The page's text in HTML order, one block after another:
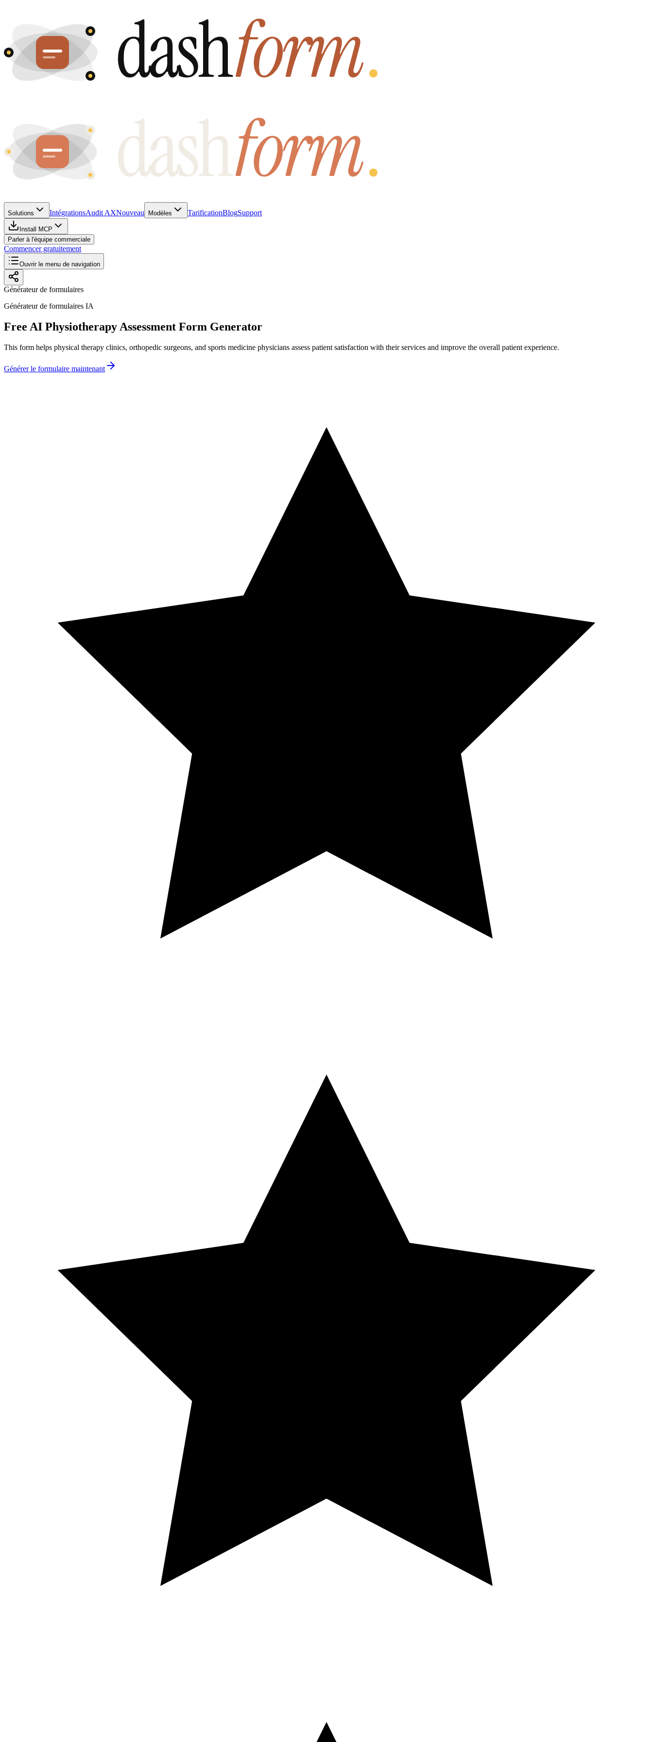
Solutions IntégrationsAudit AXNouveau Modèles TarificationBlogSupport
Install MCP
Parler à l'équipe commerciale
Commencer gratuitement
Ouvrir le menu de navigation
Générateur de formulaires
Générateur de formulaires IA
Free AI Physiotherapy Assessment Form Generator
This form helps physical therapy clinics, orthopedic surgeons, and sports medicine physicians assess patient satisfaction with their services and improve the overall patient experience.
Générer le formulaire maintenant